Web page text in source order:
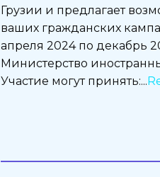
Грузии и предлагает
ваших гражданских
апреля 2024 по декабрь
Министерство
Участие могут принять:...